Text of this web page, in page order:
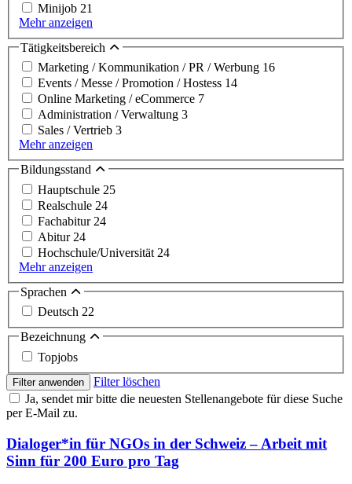
Minijob 21
Mehr anzeigen
Tätigkeitsbereich
Marketing / Kommunikation / PR / Werbung 16
Events / Messe / Promotion / Hostess 14
Online Marketing / eCommerce 7
Administration / Verwaltung 3
Sales / Vertrieb 3
Mehr anzeigen
Bildungsstand
Hauptschule 25
Realschule 24
Fachabitur 24
Abitur 24
Hochschule/Universität 24
Mehr anzeigen
Sprachen
Deutsch 22
Bezeichnung
Topjobs
Filter anwenden
Filter löschen
Ja, sendet mir bitte die neuesten Stellenangebote für diese Suche
per E-Mail zu.
Dialoger*in für NGOs in der Schweiz – Arbeit mit
Sinn für 200 Euro pro Tag